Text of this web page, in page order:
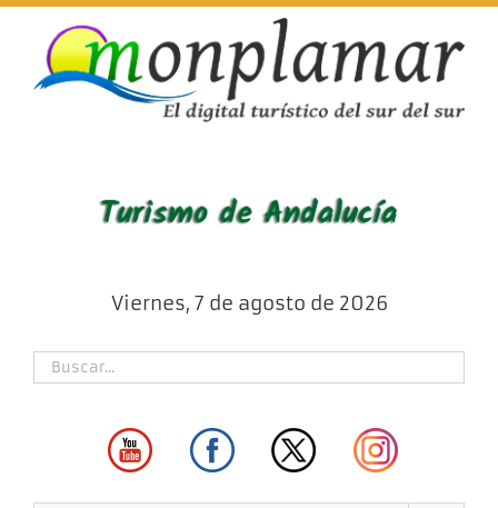
Skip
content
Viernes, 7 de agosto de 2026